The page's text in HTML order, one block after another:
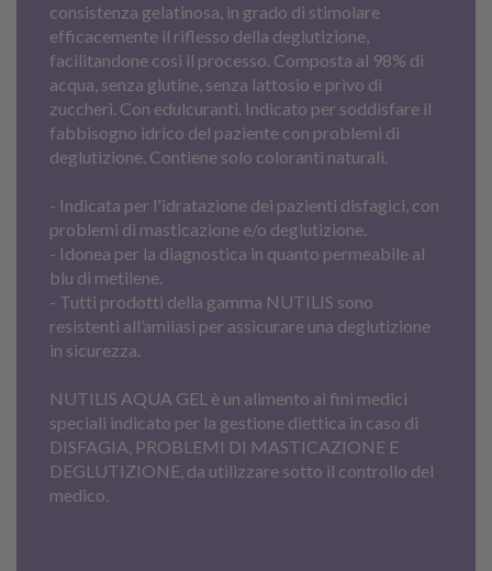
consistenza gelatinosa, in grado di stimolare
efficacemente il riflesso della deglutizione,
facilitandone così il processo. Composta al 98% di
acqua, senza glutine, senza lattosio e privo di
zuccheri. Con edulcuranti. Indicato per soddisfare il
fabbisogno idrico del paziente con problemi di
deglutizione. Contiene solo coloranti naturali.
- Indicata per l'idratazione dei pazienti disfagici, con
problemi di masticazione e/o deglutizione.
- Idonea per la diagnostica in quanto permeabile al
blu di metilene.
- Tutti prodotti della gamma NUTILIS sono
resistenti all’amilasi per assicurare una deglutizione
in sicurezza.
NUTILIS AQUA GEL è un alimento ai fini medici
speciali indicato per la gestione diettica in caso di
DISFAGIA, PROBLEMI DI MASTICAZIONE E
DEGLUTIZIONE, da utilizzare sotto il controllo del
medico.